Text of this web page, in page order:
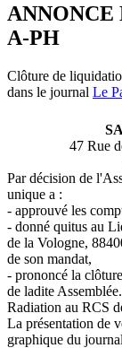
A-PH
Clôture de
dans le journal Le
47 Rue
Par décision de
unique a :
- approuvé les
- donné quitus au
de la Vologne,
de son mandat,
- prononcé la
de ladite Assemblée.
Radiation au RCS
La présentation de
graphique du journal